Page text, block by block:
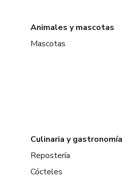
Animales y mascotas
Mascotas
Culinaria y gastronomía
Repostería
Cócteles